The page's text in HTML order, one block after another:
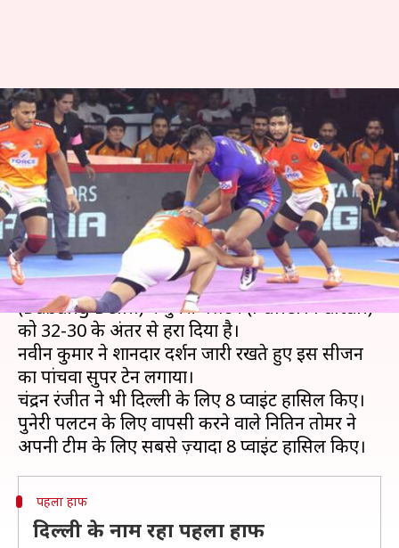
प्रो कबड्डी लीग 2019: नवीन का एक
और सुपर टेन, दिल्ली ने पुनेरी पलटन
को हराया
लेखन Neeraj Pandey Aug 10, 2019 09:52 pm
क्या है खबर?
प्रो कबड्डी लीग (Pro Kabaddi League) में दबंग दिल्ली
(Dabang Delhi) ने पुनेरी पलटन (Puneri Paltan)
को 32-30 के अंतर से हरा दिया है।
नवीन कुमार ने शानदार प्रदर्शन जारी रखते हुए इस सीजन
का पांचवा सुपर टेन लगाया।
चंद्रन रंजीत ने भी दिल्ली के लिए 8 प्वाइंट हासिल किए।
पुनेरी पलटन के लिए वापसी करने वाले नितिन तोमर ने
पहला हाफ
दिल्ली के नाम रहा पहला हाफ